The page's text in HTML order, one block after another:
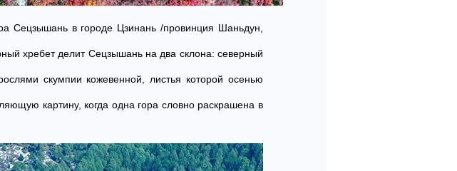
Сецзышань в городе Цзинань /провинция Шаньдун,
хребет делит Сецзышань на два склона: северный
скумпии кожевенной, листья которой осенью
картину, когда одна гора словно раскрашена в